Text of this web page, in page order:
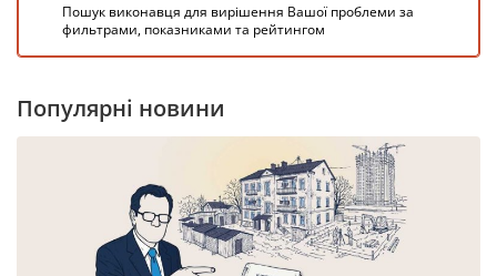
Пошук виконавця для вирішення Вашої проблеми за
фильтрами, показниками та рейтингом
Популярні новини